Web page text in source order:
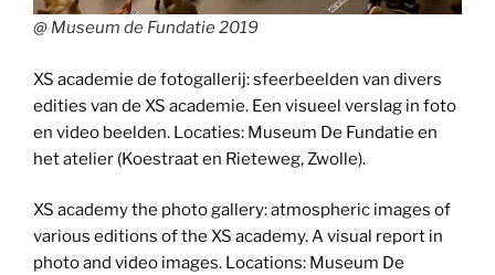
@ Museum de Fundatie 2019
XS academie de fotogallerij: sfeerbeelden van divers
edities van de XS academie. Een visueel verslag in foto
en video beelden. Locaties: Museum De Fundatie en
het atelier (Koestraat en Rieteweg, Zwolle).
XS academy the photo gallery: atmospheric images of
various editions of the XS academy. A visual report in
photo and video images. Locations: Museum De